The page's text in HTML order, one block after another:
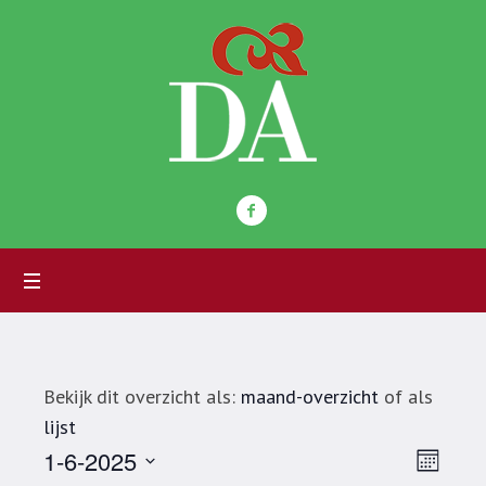
Bekijk dit overzicht als: maand-overzichtof als
lijst
Maand
1-6-2025